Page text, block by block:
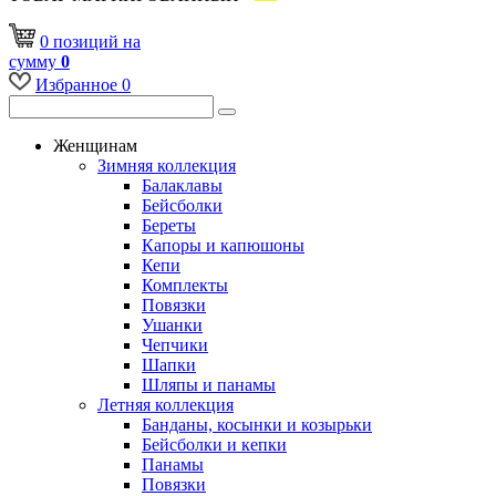
0 позиций на
сумму 0
Избранное 0
Женщинам
Зимняя коллекция
Балаклавы
Бейсболки
Береты
Капоры и капюшоны
Кепи
Комплекты
Повязки
Ушанки
Чепчики
Шапки
Шляпы и панамы
Летняя коллекция
Банданы, косынки и козырьки
Бейсболки и кепки
Панамы
Повязки